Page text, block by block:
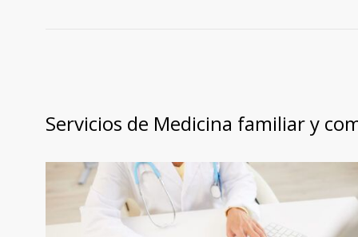
Servicios de Medicina familiar y